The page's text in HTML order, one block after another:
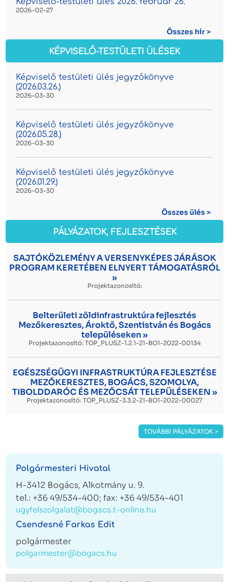
2026-02-27
Összes hír >
KÉPVISELŐ-TESTÜLETI ÜLÉSEK
Képviselő testületi ülés jegyzőkönyve
(2026.03.26.)
2026-03-30
Képviselő testületi ülés jegyzőkönyve
(2026.05.28.)
2026-03-30
Képviselő testületi ülés jegyzőkönyve
(2026.01.29.)
2026-03-30
Összes ülés >
PÁLYÁZATOK, FEJLESZTÉSEK
SAJTÓKÖZLEMÉNY A VERSENYKÉPES JÁRÁSOK
PROGRAM KERETÉBEN ELNYERT TÁMOGATÁSRÓL
»
Projektazonosító:
Belterületi zöldinfrastruktúra fejlesztés
Mezőkeresztes, Ároktő, Szentistván és Bogács
településeken »
Projektazonosító: TOP_PLUSZ-1.2.1-21-BO1-2022-00134
EGÉSZSÉGÜGYI INFRASTRUKTÚRA FEJLESZTÉSE
MEZŐKERESZTES, BOGÁCS, SZOMOLYA,
TIBOLDDARÓC ÉS MEZŐCSÁT TELEPÜLÉSEKEN »
Projektazonosító: TOP_PLUSZ-3.3.2-21-BO1-2022-00027
TOVÁBBI PÁLYÁZATOK >
Polgármesteri Hivatal
H-3412 Bogács, Alkotmány u. 9.
tel.: +36 49/534-400; fax: +36 49/534-401
ugyfelszolgalat@bogacs.t-online.hu
Csendesné Farkas Edit
polgármester
polgarmester@bogacs.hu